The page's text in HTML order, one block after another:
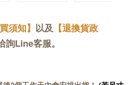
須知】 以及 【退換貨政
詢Line客服。